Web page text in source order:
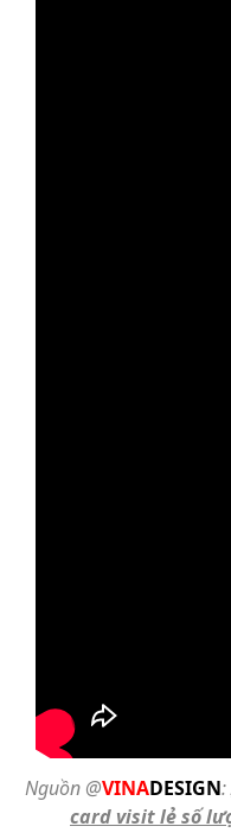
Nguồn @VINADESIGN:
card visit lẻ số